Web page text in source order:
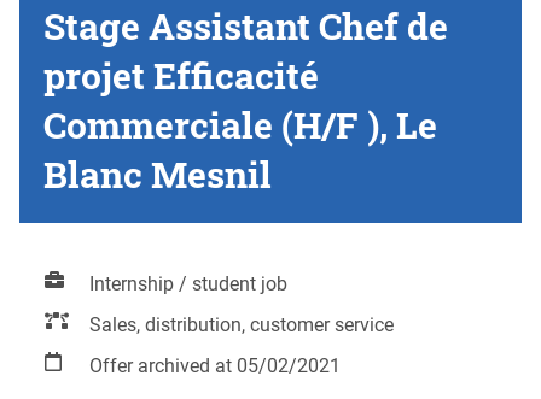
Stage Assistant Chef de
projet Efficacité
Commerciale (H/F ), Le
Blanc Mesnil
Internship / student job
Sales, distribution, customer service
Offer archived at 05/02/2021